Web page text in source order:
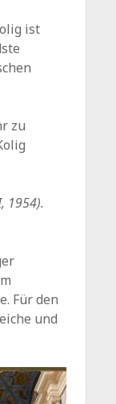
ist
zu
1954).
Für den
und